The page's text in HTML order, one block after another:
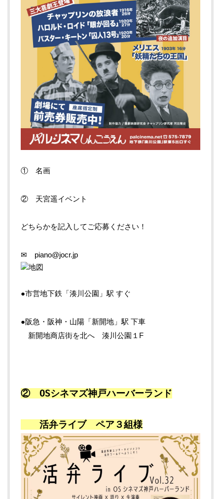
① 名画
② 天宮遥イベント
どちらかを記入してご応募ください！
✉ piano@jocr.jp
●市営地下鉄「湊川公園」駅 すぐ
●阪急・阪神・山陽「新開地」駅 下車
新開地商店街を北へ 湊川公園１F
② OSシネマズ神戸ハーバーランド
活弁ライブ ペア３組様